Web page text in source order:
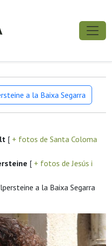
a la Baixa Segarra
[ + fotos de Santa Coloma
[ + fotos de Jesús i
a la Baixa Segarra